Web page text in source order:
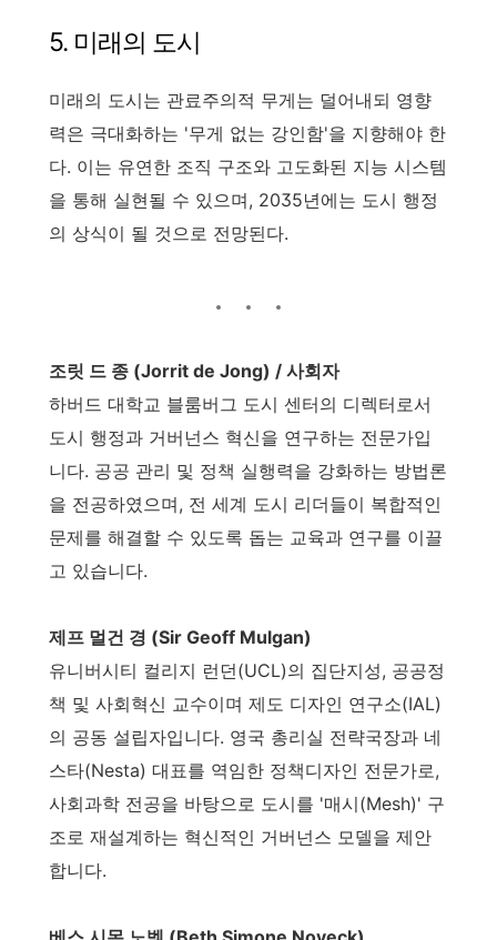
5. 미래의 도시
미래의 도시는 관료주의적 무게는 덜어내되 영향
력은 극대화하는 '무게 없는 강인함'을 지향해야 한
다. 이는 유연한 조직 구조와 고도화된 지능 시스템
을 통해 실현될 수 있으며, 2035년에는 도시 행정
의 상식이 될 것으로 전망된다.
조릿 드 종 (Jorrit de Jong) / 사회자
하버드 대학교 블룸버그 도시 센터의 디렉터로서
도시 행정과 거버넌스 혁신을 연구하는 전문가입
니다. 공공 관리 및 정책 실행력을 강화하는 방법론
을 전공하였으며, 전 세계 도시 리더들이 복합적인
문제를 해결할 수 있도록 돕는 교육과 연구를 이끌
고 있습니다.
제프 멀건 경 (Sir Geoff Mulgan)
유니버시티 컬리지 런던(UCL)의 집단지성, 공공정
책 및 사회혁신 교수이며 제도 디자인 연구소(IAL)
의 공동 설립자입니다. 영국 총리실 전략국장과 네
스타(Nesta) 대표를 역임한 정책디자인 전문가로,
사회과학 전공을 바탕으로 도시를 '매시(Mesh)' 구
조로 재설계하는 혁신적인 거버넌스 모델을 제안
합니다.